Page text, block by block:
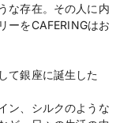
な存在。その人に内
ーをCAFERINGはお
て銀座に誕生した
ン、シルクのような